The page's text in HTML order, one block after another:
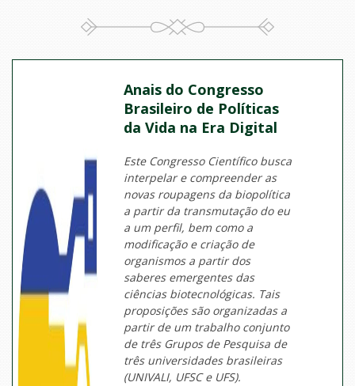
Anais do Congresso
Brasileiro de Políticas
da Vida na Era Digital
Este Congresso Científico busca
interpelar e compreender as
novas roupagens da biopolítica
a partir da transmutação do eu
a um perfil, bem como a
modificação e criação de
organismos a partir dos
saberes emergentes das
ciências biotecnológicas. Tais
proposições são organizadas a
partir de um trabalho conjunto
de três Grupos de Pesquisa de
três universidades brasileiras
(UNIVALI, UFSC e UFS).